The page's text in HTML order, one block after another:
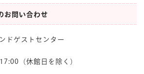
お問い合わせ
ドゲストセンター
（休館日を除く）